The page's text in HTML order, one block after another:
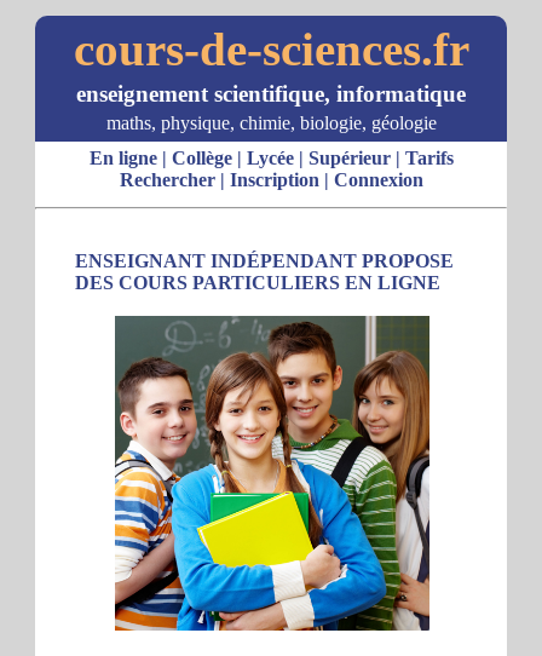
cours-de-sciences.fr
enseignement scientifique, informatique
maths, physique, chimie, biologie, géologie
En ligne| Collège| Lycée| Supérieur| Tarifs
Rechercher| Inscription | Connexion
ENSEIGNANT INDÉPENDANT PROPOSE
DES COURS PARTICULIERS EN LIGNE